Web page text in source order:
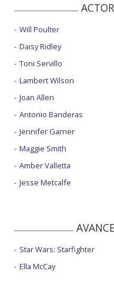
Will Poulter
Daisy Ridley
Toni Servillo
Lambert Wilson
Joan Allen
Antonio Banderas
Jennifer Garner
Maggie Smith
Amber Valletta
Jesse Metcalfe
Star Wars: Starfighter
Ella McCay